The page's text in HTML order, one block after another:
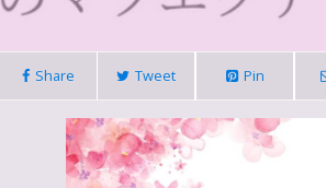
Share Tweet Pin